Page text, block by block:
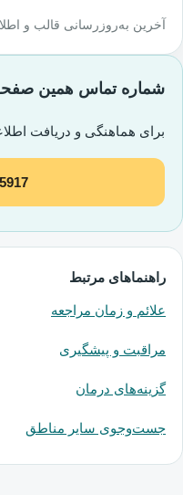
آخرین به‌روزرسانی قالب و اطلاعات
شماره تماس همین
برای هماهنگی و دریافت
راهنماهای مرتبط
علائم و زمان مراجعه
مراقبت و پیشگیری
گزینه‌های درمان
جست‌وجوی سایر مناطق